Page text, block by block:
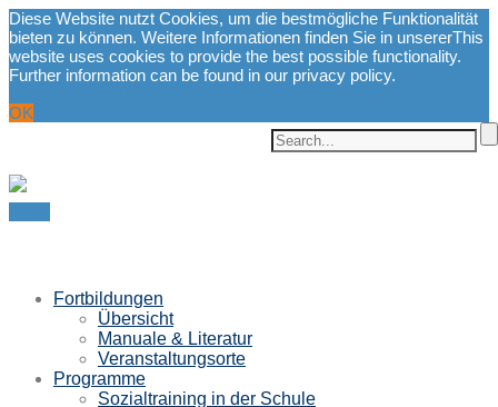
Diese Website nutzt Cookies, um die bestmögliche Funktionalität
bieten zu können. Weitere Informationen finden Sie in unsererThis
website uses cookies to provide the best possible functionality.
Further information can be found in our privacy policy.
OK
Fortbildungen
Übersicht
Manuale & Literatur
Veranstaltungsorte
Programme
Sozialtraining in der Schule